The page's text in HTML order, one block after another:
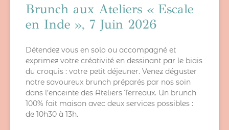
Brunch aux Ateliers « Escale
en Inde », 7 Juin 2026
Détendez vous en solo ou accompagné et
exprimez votre créativité en dessinant par le biais
du croquis : votre petit déjeuner. Venez déguster
notre savoureux brunch préparés par nos soin
dans l’enceinte des Ateliers Terreaux. Un brunch
100% fait maison avec deux services possibles :
de 10h30 à 13h.